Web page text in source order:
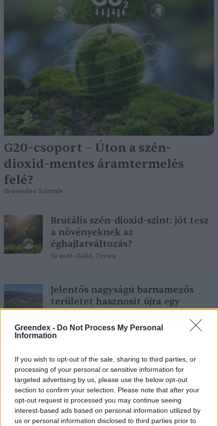
Greendex - Do Not Process My Personal
Information
If you wish to opt-out of the sale, sharing to third parties, or
processing of your personal or sensitive information for
targeted advertising by us, please use the below opt-out
section to confirm your selection. Please note that after your
opt-out request is processed you may continue seeing
interest-based ads based on personal information utilized by
us or personal information disclosed to third parties prior to
G20-csoport – Úton a szén-
dioxid-mentes áramtermelés
felé?
Greendex Szemle
Brutális szén-dioxid-szint: jót tesz
a növényeknek az
éghajlatváltozás?
Granát-Galló Tímea
Jelentős nagyságú barnamezős
területet hasznosít újra egy
magyar vállalat
Greendex Szemle
Barátságos gombák segítenek az
erdőknek az éghajlatváltozás
elleni küzdelemben
Szemle